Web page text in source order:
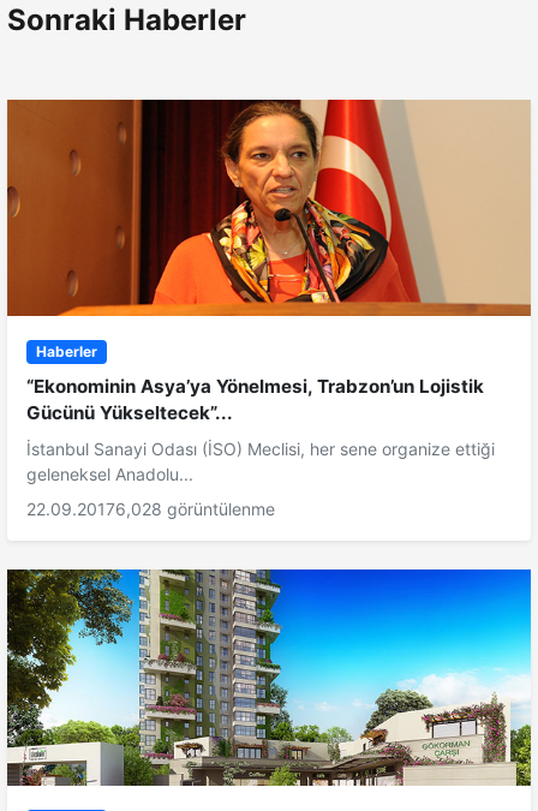
Sonraki Haberler
Haberler
“Ekonominin Asya’ya Yönelmesi, Trabzon’un Lojistik
Gücünü Yükseltecek”...
İstanbul Sanayi Odası (İSO) Meclisi, her sene organize ettiği
geleneksel Anadolu...
22.09.20176,028 görüntülenme